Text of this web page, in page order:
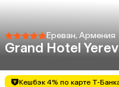
Ереван, Армения
Grand Hotel
Кешбэк 4% по карте Т-